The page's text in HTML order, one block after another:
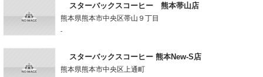
スターバックスコーヒー 熊本帯山店
熊本県熊本市中央区帯山９丁目
-
スターバックスコーヒー 熊本New-S店
熊本県熊本市中央区上通町